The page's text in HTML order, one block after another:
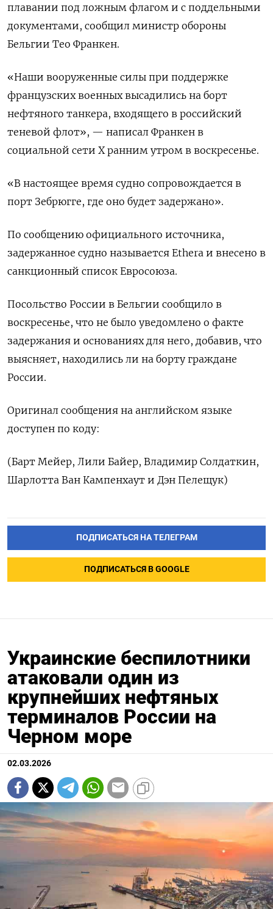
плавании под ложным флагом и с поддельными
документами, сообщил министр ​обороны ​
Бельгии ​Тео Франкен.
«Наши ⁠вооруженные силы при ‌поддержке
французских военных высадились ‌на борт
нефтяного танкера, входящего в ​российский
теневой флот», — написал Франкен ‌в
социальной сети X ​ранним утром в воскресенье.
«В настоящее время ‌судно сопровождается в
порт Зебрюгге, где оно будет задержано».
По сообщению ​официального ​источника,
задержанное ‌судно называется Ethera и внесено в
​санкционный список Евросоюза.
Посольство России в Бельгии сообщило в
воскресенье, что не было уведомлено о факте
задержания и основаниях для него, добавив, что ​
выясняет, находились ⁠ли на борту граждане
России.
Оригинал сообщения ‌на английском языке
доступен ‌по коду:
(Барт Мейер, Лили Байер, ​Владимир Солдаткин,
Шарлотта Ван Кампенхаут ‌и Дэн Пелещук)
ПОДПИСАТЬСЯ НА ТЕЛЕГРАМ
ПОДПИСАТЬСЯ В GOOGLE
Украинские беспилотники
атаковали один из
крупнейших нефтяных
терминалов России на
Черном море
02.03.2026